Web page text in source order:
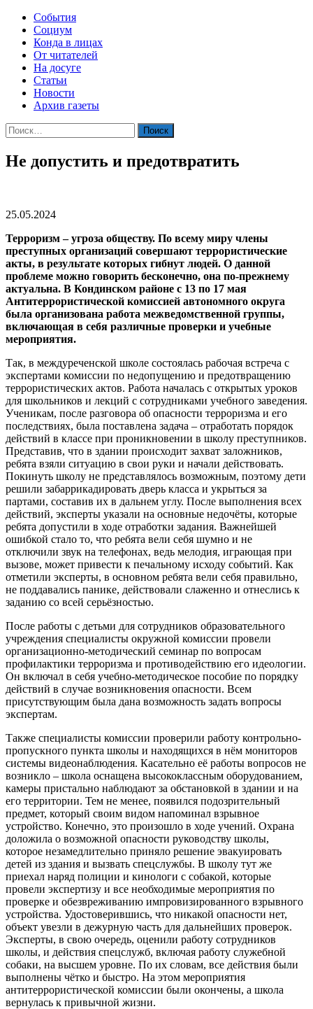
События
Социум
Конда в лицах
От читателей
На досуге
Статьи
Новости
Архив газеты
Найти:
Не допустить и предотвратить
25.05.2024
Терроризм – угроза обществу. По всему миру члены
преступных организаций совершают террористические
акты, в результате которых гибнут людей. О данной
проблеме можно говорить бесконечно, она по-прежнему
актуальна. В Кондинском районе с 13 по 17 мая
Антитеррористической комиссией автономного округа
была организована работа межведомственной группы,
включающая в себя различные проверки и учебные
мероприятия.
Так, в междуреченской школе состоялась рабочая встреча с
экспертами комиссии по недопущению и предотвращению
террористических актов. Работа началась с открытых уроков
для школьников и лекций с сотрудниками учебного заведения.
Ученикам, после разговора об опасности терроризма и его
последствиях, была поставлена задача – отработать порядок
действий в классе при проникновении в школу преступников.
Представив, что в здании происходит захват заложников,
ребята взяли ситуацию в свои руки и начали действовать.
Покинуть школу не представлялось возможным, поэтому дети
решили забаррикадировать дверь класса и укрыться за
партами, составив их в дальнем углу. После выполнения всех
действий, эксперты указали на основные недочёты, которые
ребята допустили в ходе отработки задания. Важнейшей
ошибкой стало то, что ребята вели себя шумно и не
отключили звук на телефонах, ведь мелодия, играющая при
вызове, может привести к печальному исходу событий. Как
отметили эксперты, в основном ребята вели себя правильно,
не поддавались панике, действовали слаженно и отнеслись к
заданию со всей серьёзностью.
После работы с детьми для сотрудников образовательного
учреждения специалисты окружной комиссии провели
организационно-методический семинар по вопросам
профилактики терроризма и противодействию его идеологии.
Он включал в себя учебно-методическое пособие по порядку
действий в случае возникновения опасности. Всем
присутствующим была дана возможность задать вопросы
экспертам.
Также специалисты комиссии проверили работу контрольно-
пропускного пункта школы и находящихся в нём мониторов
системы видеонаблюдения. Касательно её работы вопросов не
возникло – школа оснащена высококлассным оборудованием,
камеры пристально наблюдают за обстановкой в здании и на
его территории. Тем не менее, появился подозрительный
предмет, который своим видом напоминал взрывное
устройство. Конечно, это произошло в ходе учений. Охрана
доложила о возможной опасности руководству школы,
которое незамедлительно приняло решение эвакуировать
детей из здания и вызвать спецслужбы. В школу тут же
приехал наряд полиции и кинологи с собакой, которые
провели экспертизу и все необходимые мероприятия по
проверке и обезвреживанию импровизированного взрывного
устройства. Удостоверившись, что никакой опасности нет,
объект увезли в дежурную часть для дальнейших проверок.
Эксперты, в свою очередь, оценили работу сотрудников
школы, и действия спецслужб, включая работу служебной
собаки, на высшем уровне. По их словам, все действия были
выполнены чётко и быстро. На этом мероприятия
антитеррористической комиссии были окончены, а школа
вернулась к привычной жизни.